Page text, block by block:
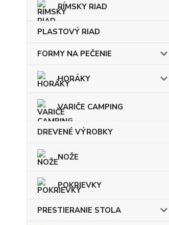
RÍMSKY RIAD
PLASTOVÝ RIAD
FORMY NA PEČENIE
HORÁKY
VARIČE CAMPING
DREVENÉ VÝROBKY
NOŽE
POKRIEVKY
PRESTIERANIE STOLA